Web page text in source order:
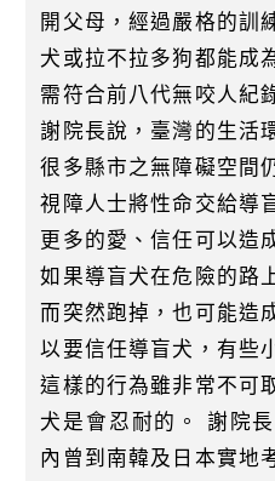
開父母，經過嚴格的訓
犬或拉不拉多狗都能成
需符合前八代無咬人紀
謝院長說，臺灣的生活
很多縣市之無障礙空間
視障人士將性命交給導
更多的愛、信任可以造
如果導盲犬在危險的路
而突然跑掉，也可能造
以要信任導盲犬，有些
這樣的行為雖非常不可
犬是會忍耐的。 謝院
內曾到南韓及日本實地